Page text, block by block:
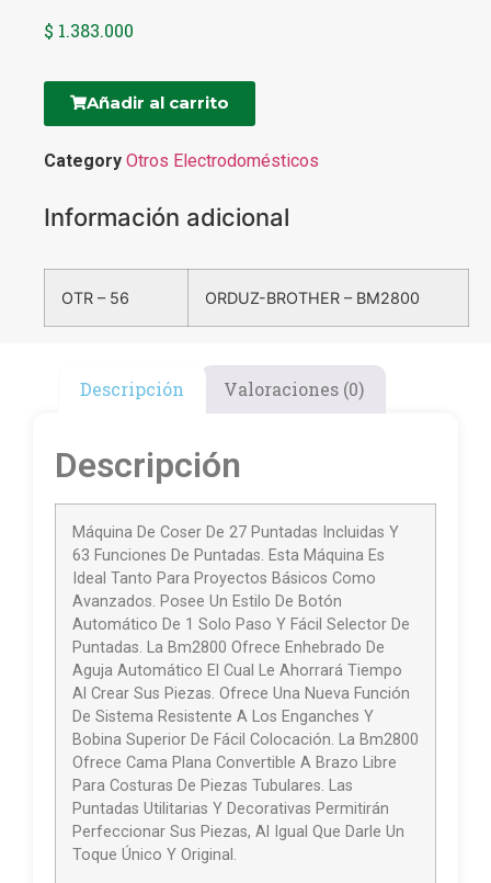
$ 1.383.000
Añadir al carrito
Category Otros Electrodomésticos
Información adicional
OTR – 56 ORDUZ-BROTHER – BM2800
Descripción Valoraciones (0)
Descripción
Máquina De Coser De 27 Puntadas Incluidas Y
63 Funciones De Puntadas. Esta Máquina Es
Ideal Tanto Para Proyectos Básicos Como
Avanzados. Posee Un Estilo De Botón
Automático De 1 Solo Paso Y Fácil Selector De
Puntadas. La Bm2800 Ofrece Enhebrado De
Aguja Automático El Cual Le Ahorrará Tiempo
Al Crear Sus Piezas. Ofrece Una Nueva Función
De Sistema Resistente A Los Enganches Y
Bobina Superior De Fácil Colocación. La Bm2800
Ofrece Cama Plana Convertible A Brazo Libre
Para Costuras De Piezas Tubulares. Las
Puntadas Utilitarias Y Decorativas Permitirán
Perfeccionar Sus Piezas, Al Igual Que Darle Un
Toque Único Y Original.